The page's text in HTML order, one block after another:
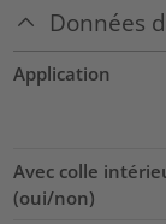
Données
Application
Avec colle
(oui/non)